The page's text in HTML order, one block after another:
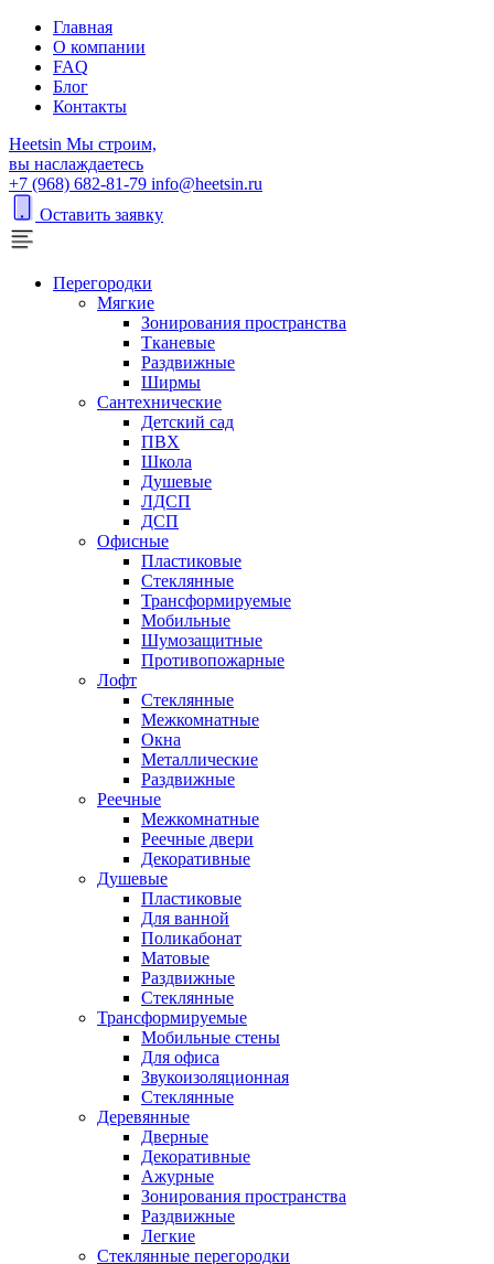
Главная
О компании
FAQ
Блог
Контакты
Heetsin Мы строим,
вы наслаждаетесь
+7 (968) 682-81-79 info@heetsin.ru
Оставить заявку
Перегородки
Мягкие
Зонирования пространства
Тканевые
Раздвижные
Ширмы
Сантехнические
Детский сад
ПВХ
Школа
Душевые
ЛДСП
ДСП
Офисные
Пластиковые
Стеклянные
Трансформируемые
Мобильные
Шумозащитные
Противопожарные
Лофт
Стеклянные
Межкомнатные
Окна
Металлические
Раздвижные
Реечные
Межкомнатные
Реечные двери
Декоративные
Душевые
Пластиковые
Для ванной
Поликабонат
Матовые
Раздвижные
Стеклянные
Трансформируемые
Мобильные стены
Для офиса
Звукоизоляционная
Стеклянные
Деревянные
Дверные
Декоративные
Ажурные
Зонирования пространства
Раздвижные
Легкие
Стеклянные перегородки